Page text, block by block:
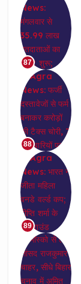
87
88
89